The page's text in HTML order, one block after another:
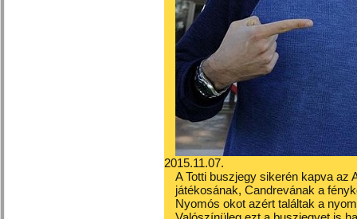
2015.11.07.
A Totti buszjegy sikerén kapva az
játékosának, Candrevának a
Nyomós okot azért találtak a